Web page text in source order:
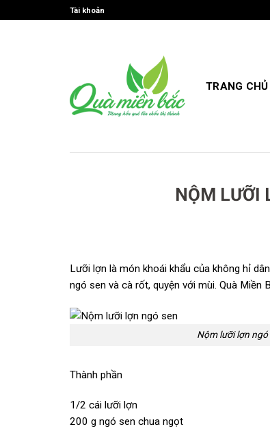
to
Tài khoản
TRANG CHỦ
NỘM LƯỠI
Lưỡi lợn là món khoái khẩu của không hỉ
ngó sen và cà rốt, quyện với mùi. Quà
Nộm lưỡi lợn ngó
Thành phần
1/2 cái lưỡi lợn
200 g ngó sen chua ngọt